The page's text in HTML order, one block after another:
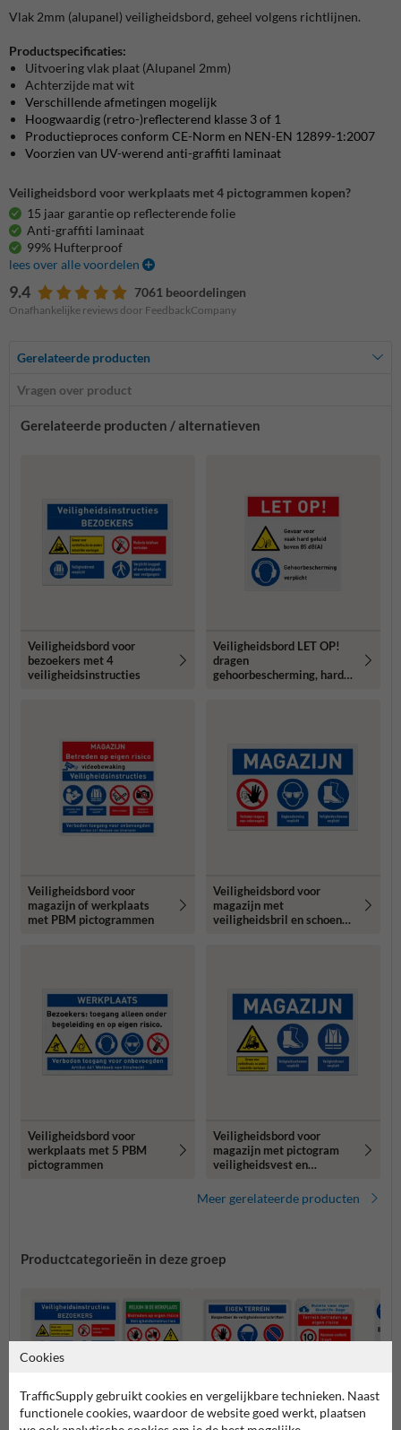
Vlak 2mm (alupanel) veiligheidsbord, geheel volgens richtlijnen.
Productspecificaties:
Uitvoering vlak plaat (Alupanel 2mm)
Achterzijde mat wit
Verschillende afmetingen mogelijk
Hoogwaardig (retro-)reflecterend klasse 3 of 1
Productieproces conform CE-Norm en NEN-EN 12899-1:2007
Voorzien van UV-werend anti-graffiti laminaat
Veiligheidsbord voor werkplaats met 4 pictogrammen kopen?
15 jaar garantie op reflecterende folie
Anti-graffiti laminaat
99% Hufterproof
lees over alle voordelen
9.4 7061 beoordelingen
Onafhankelijke reviews door FeedbackCompany
Gerelateerde producten
Vragen over product
Gerelateerde producten / alternatieven
Veiligheidsbord voor
bezoekers met 4
veiligheidsinstructies
Veiligheidsbord LET OP!
dragen
gehoorbescherming, hard
Veiligheidsbord voor
magazijn of werkplaats
met PBM pictogrammen
Veiligheidsbord voor
magazijn met
veiligheidsbril en schoenen
Veiligheidsbord voor
werkplaats met 5 PBM
pictogrammen
Veiligheidsbord voor
magazijn met pictogram
veiligheidsvest en
Meer gerelateerde producten
Productcategorieën in deze groep
Cookies
TrafficSupply gebruikt cookies en vergelijkbare technieken. Naast
functionele cookies, waardoor de website goed werkt, plaatsen